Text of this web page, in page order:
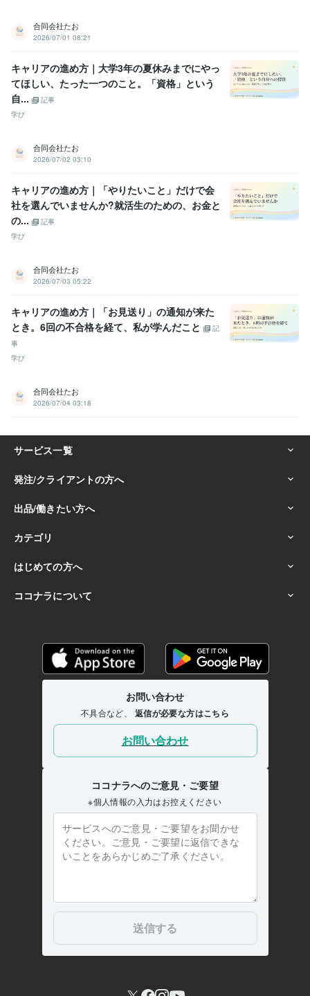
合同会社たお
2026/07/01 08:21
キャリアの進め方｜大学3年の夏休みまでにやっ
てほしい、たった一つのこと。「資格」という
自...
記事
学び
合同会社たお
2026/07/02 03:10
キャリアの進め方｜「やりたいこと」だけで会
社を選んでいませんか?就活生のための、お金と
の...
記事
学び
合同会社たお
2026/07/03 05:22
キャリアの進め方｜「お見送り」の通知が来た
とき。6回の不合格を経て、私が学んだこと
記
事
学び
合同会社たお
2026/07/04 03:18